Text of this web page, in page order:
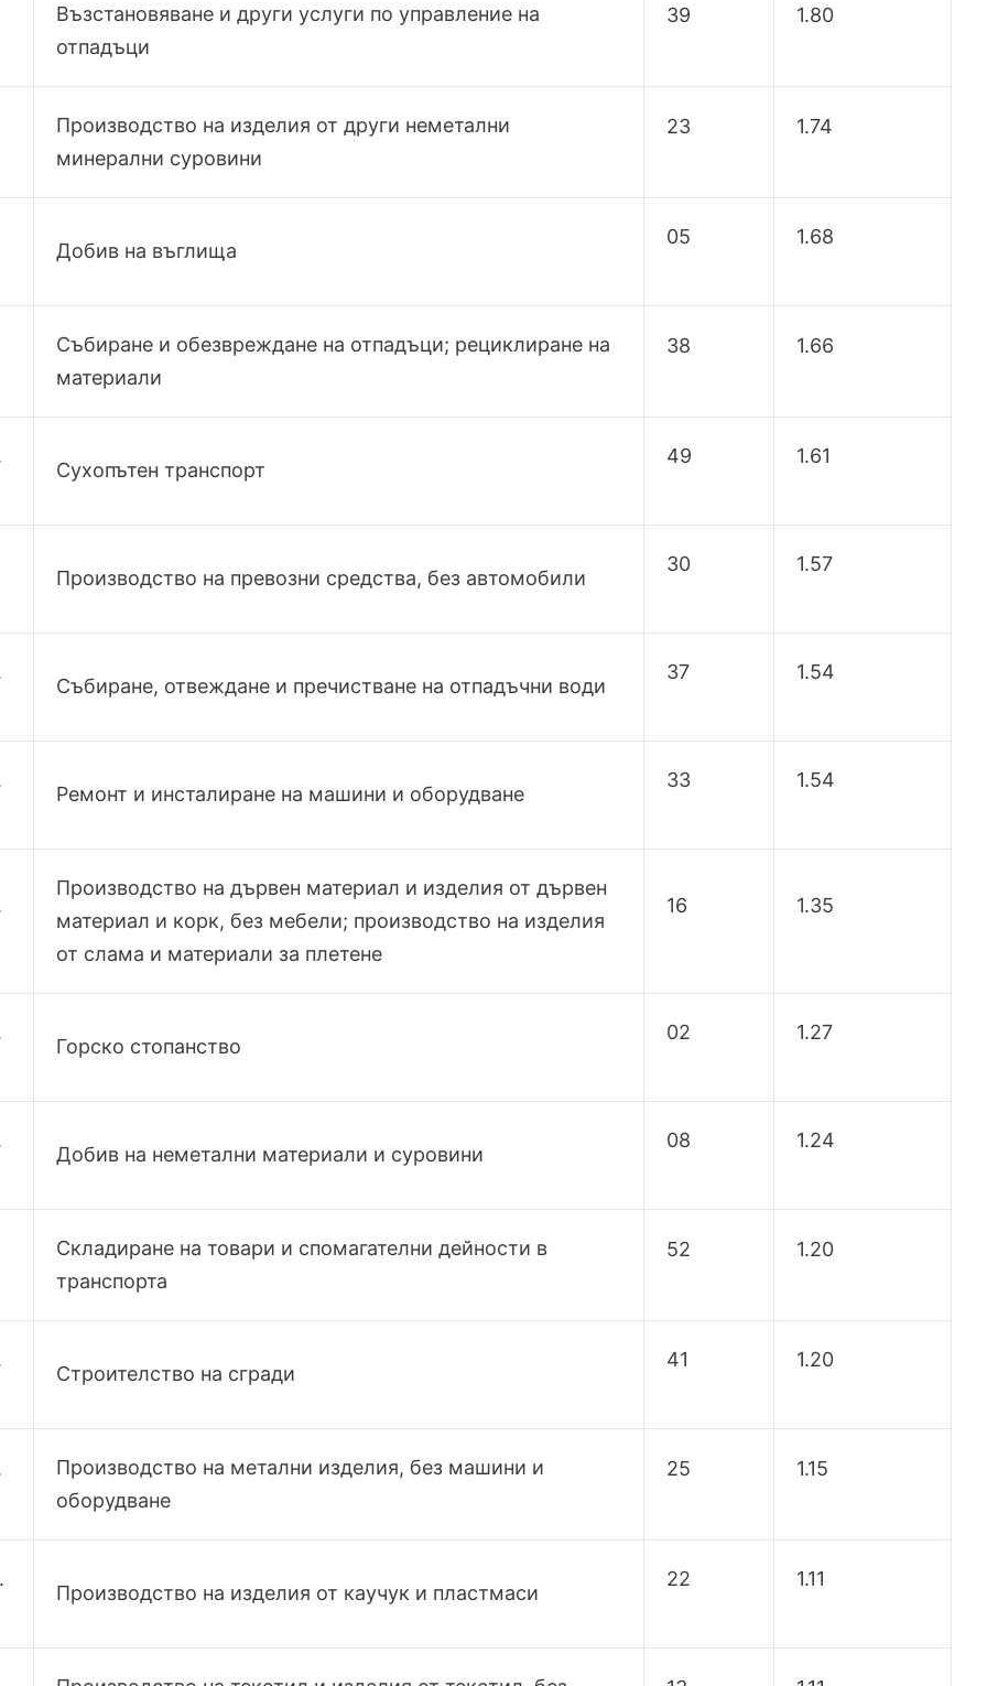
Възстановяване и други услуги по управление на
отпадъци
39 1.80
Производство на изделия от други неметални
минерални суровини
23 1.74
Добив на въглища
05 1.68
Събиране и обезвреждане на отпадъци; рециклиране на
материали
38 1.66
Сухопътен транспорт
49 1.61
Производство на превозни средства, без автомобили
30 1.57
Събиране, отвеждане и пречистване на отпадъчни води
37 1.54
Ремонт и инсталиране на машини и оборудване
33 1.54
Производство на дървен материал и изделия от дървен
материал и корк, без мебели; производство на изделия
от слама и материали за плетене
16 1.35
Горско стопанство
02 1.27
Добив на неметални материали и суровини
08 1.24
Складиране на товари и спомагателни дейности в
транспорта
52 1.20
Строителство на сгради
41 1.20
Производство на метални изделия, без машини и
оборудване
25 1.15
Производство на изделия от каучук и пластмаси
22 1.11